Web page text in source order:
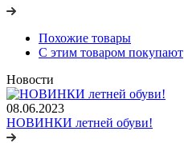
Похожие товары
С этим товаром покупают
Новости
08.06.2023
НОВИНКИ летней обуви!